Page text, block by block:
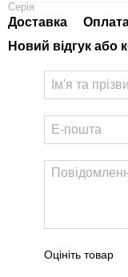
Серія
Доставка
Новий відгук або
Оцініть товар